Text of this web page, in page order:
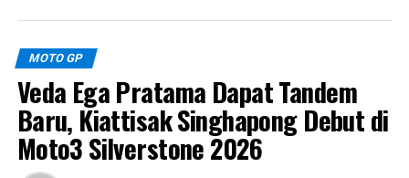
tidak berhenti mengejar
podium tertinggi.”
Manajer MotorsportPT Yamaha Indonesia Motor
Manufacturing,Wahyu Rusmayadi, turut memberikan
apresiasi setinggi langit.
MOTO GP
Veda Ega Pratama Dapat Tandem
Baru, Kiattisak Singhapong Debut di
Moto3 Silverstone 2026